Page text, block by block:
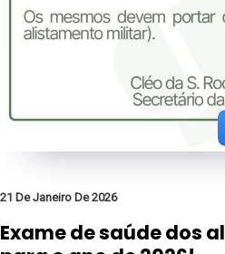
21 De Janeiro De 2026
Exame de saúde dos